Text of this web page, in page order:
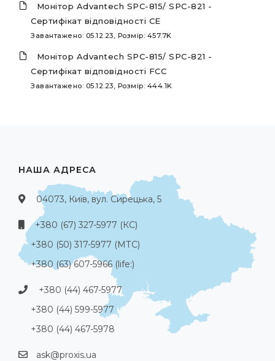
Монітор Advantech SPC-815/ SPC-821 -
Сертифікат відповідності СЕ
Завантажено: 05.12.23, Розмір: 457.7K
Монітор Advantech SPC-815/ SPC-821 -
Сертифікат відповідності FCC
Завантажено: 05.12.23, Розмір: 444.1K
НАША АДРЕСА
04073, Київ, вул. Сирецька, 5
+380 (67) 327-5977 (КС)
+380 (50) 317-5977 (МТС)
+380 (63) 607-5966 (life:)
+380 (44) 467-5977
+380 (44) 599-5977
+380 (44) 467-5978
ask@proxis.ua